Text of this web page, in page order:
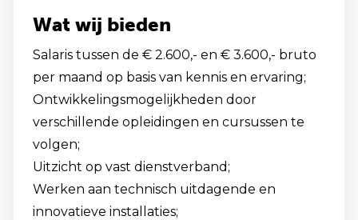
Wat wij bieden
Salaris tussen de € 2.600,- en € 3.600,- bruto
per maand op basis van kennis en ervaring;
Ontwikkelingsmogelijkheden door
verschillende opleidingen en cursussen te
volgen;
Uitzicht op vast dienstverband;
Werken aan technisch uitdagende en
innovatieve installaties;